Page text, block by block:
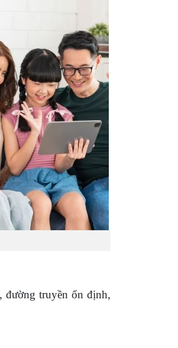
đường truyền ổn định,